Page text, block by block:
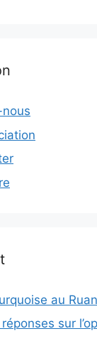
au
sur